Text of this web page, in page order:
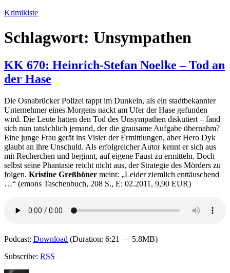
Zum
springen
Krimikiste
Schlagwort: Unsympathen
KK 670: Heinrich-Stefan Noelke – Tod an
der Hase
Die Osnabrücker Polizei tappt im Dunkeln, als ein stadtbekannter
Unternehmer eines Morgens nackt am Ufer der Hase gefunden
wird. Die Leute hatten den Tod des Unsympathen diskutiert – fand
sich nun tatsächlich jemand, der die grausame Aufgabe übernahm?
Eine junge Frau gerät ins Visier der Ermittlungen, aber Hero Dyk
glaubt an ihre Unschuld. Als erfolgreicher Autor kennt er sich aus
mit Recherchen und beginnt, auf eigene Faust zu ermitteln. Doch
selbst seine Phantasie reicht nicht aus, der Strategie des Mörders zu
folgen. Kristine Greßhöner meint: „Leider ziemlich enttäuschend
…“ (emons Taschenbuch, 208 S., E: 02.2011, 9,90 EUR)
Podcast: Download (Duration: 6:21 — 5.8MB)
Subscribe: RSS